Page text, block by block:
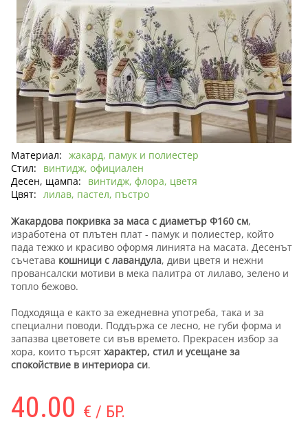
Материал: жакард, памук и полиестер
Стил:
винтидж, официален
Десен, щампа:
винтидж, флора, цветя
Цвят:
лилав, пастел, пъстро
Жакардова покривка за маса с диаметър Ф160 см,
изработена от плътен плат - памук и полиестер, който
пада тежко и красиво оформя линията на масата. Десенът
съчетава кошници с лавандула, диви цветя и нежни
провансалски мотиви в мека палитра от лилаво, зелено и
топло бежово.
Подходяща е както за ежедневна употреба, така и за
специални поводи. Поддържа се лесно, не губи форма и
запазва цветовете си във времето. Прекрасен избор за
хора, които търсят характер, стил и усещане за
спокойствие в интериора си.
40.00 € / БР.